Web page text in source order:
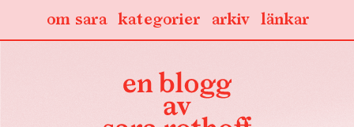
länkar
arkiv
kategorier
om sara